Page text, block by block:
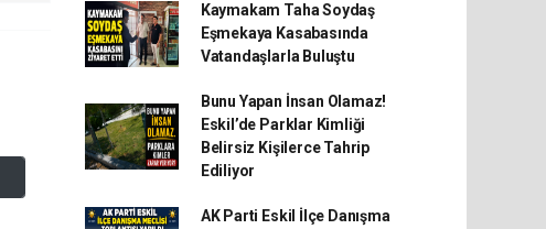
Kaymakam Taha Soydaş
Eşmekaya Kasabasında
Vatandaşlarla Buluştu
Bunu Yapan İnsan Olamaz!
Eskil’de Parklar Kimliği
Belirsiz Kişilerce Tahrip
Ediliyor
AK Parti Eskil İlçe Danışma